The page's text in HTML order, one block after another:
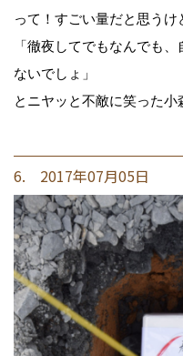
って！すごい量だと思う
「徹夜してでもなんでも
ないでしょ」
とニヤッと不敵に笑った小
6. 2017年07月05日